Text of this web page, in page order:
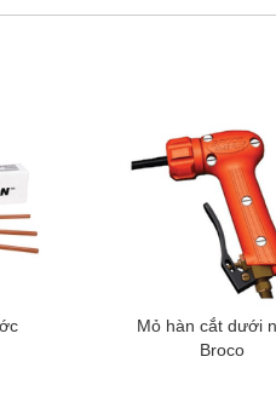
Mỏ hàn cắt dưới
Broco